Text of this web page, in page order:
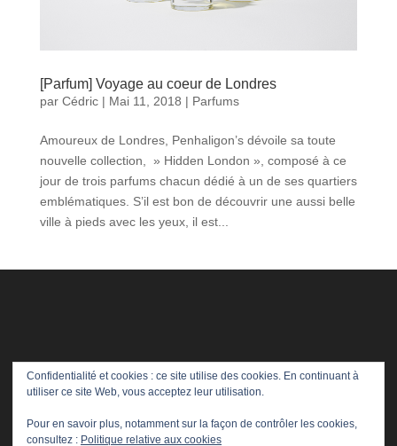
[Parfum] Voyage au coeur de Londres
par Cédric| Mai 11, 2018 | Parfums
Amoureux de Londres, Penhaligon’s dévoile sa toute
nouvelle collection, » Hidden London », composé à ce
jour de trois parfums chacun dédié à un de ses quartiers
emblématiques. S’il est bon de découvrir une aussi belle
ville à pieds avec les yeux, il est...
Confidentialité et cookies : ce site utilise des cookies. En continuant à
utiliser ce site Web, vous acceptez leur utilisation.
Pour en savoir plus, notamment sur la façon de contrôler les cookies,
consultez : Politique relative aux cookies